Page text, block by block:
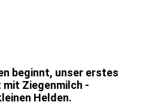
beginnt, unser erstes
Ziegenmilch -
Helden.